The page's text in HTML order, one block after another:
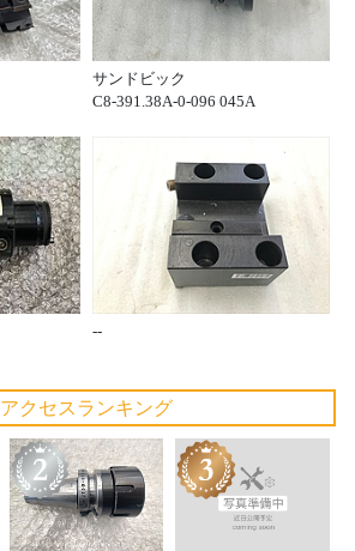
サンドビック
C8-391.38A-0-096 045A
--
アクセスランキング